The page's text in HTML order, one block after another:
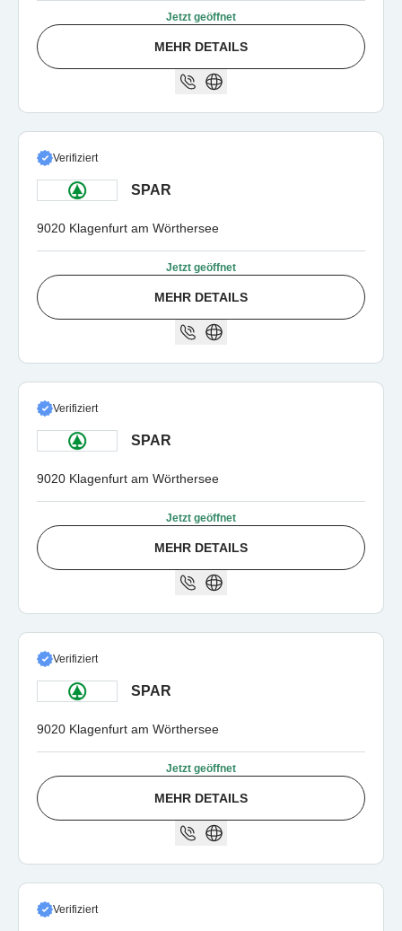
Jetzt geöffnet
MEHR DETAILS
Verifiziert
SPAR
9020 Klagenfurt am Wörthersee
Jetzt geöffnet
MEHR DETAILS
Verifiziert
SPAR
9020 Klagenfurt am Wörthersee
Jetzt geöffnet
MEHR DETAILS
Verifiziert
SPAR
9020 Klagenfurt am Wörthersee
Jetzt geöffnet
MEHR DETAILS
Verifiziert